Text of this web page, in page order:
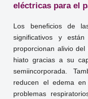
eléctricas para el
Los beneficios de
significativos y
proporcionan alivio
hiato gracias a su
semiincorporada.
reducen el edema
problemas